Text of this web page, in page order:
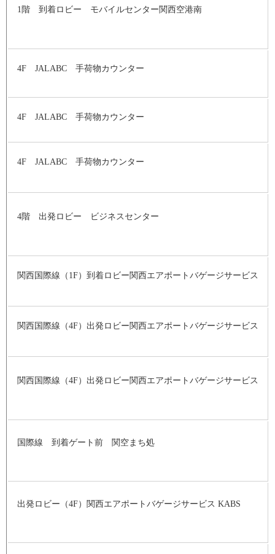
1階 到着ロビー モバイルセンター関西空港南
4F JALABC 手荷物カウンター
4F JALABC 手荷物カウンター
4F JALABC 手荷物カウンター
4階 出発ロビー ビジネスセンター
関西国際線（1F）到着ロビー関西エアポートバゲージサービス
関西国際線（4F）出発ロビー関西エアポートバゲージサービス
関西国際線（4F）出発ロビー関西エアポートバゲージサービス
国際線 到着ゲート前 関空まち処
出発ロビー（4F）関西エアポートバゲージサービス KABS